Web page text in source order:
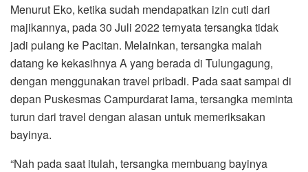
Menurut Eko, ketika sudah mendapatkan izin cuti dari
majikannya, pada 30 Juli 2022 ternyata tersangka tidak
jadi pulang ke Pacitan. Melainkan, tersangka malah
datang ke kekasihnya A yang berada di Tulungagung,
dengan menggunakan travel pribadi. Pada saat sampai di
depan Puskesmas Campurdarat lama, tersangka meminta
turun dari travel dengan alasan untuk memeriksakan
bayinya.
“Nah pada saat itulah, tersangka membuang bayinya